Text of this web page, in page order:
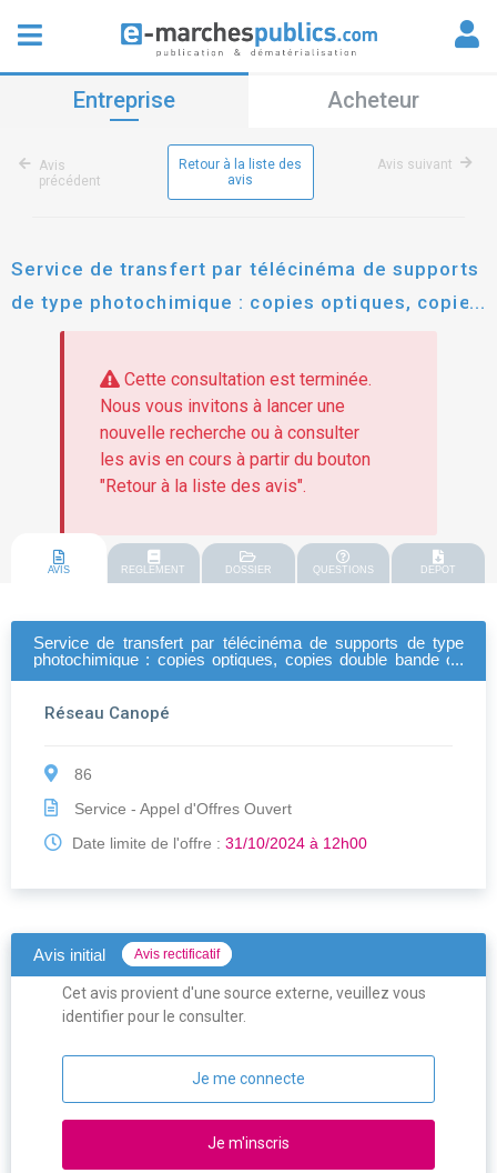
Entreprise Acheteur
Avis
précédent
Retour à la liste des
avis
Avis suivant
Service de transfert par télécinéma de supports
de type photochimique : copies optiques, copies
double bande ou négatifs et de l'archivage des
fichiers obtenus sur disques durs.
Cette consultation est terminée.
Nous vous invitons à lancer une
nouvelle recherche ou à consulter
les avis en cours à partir du bouton
"Retour à la liste des avis".
AVIS REGLEMENT DOSSIER QUESTIONS DEPOT
Service de transfert par télécinéma de supports de type
photochimique : copies optiques, copies double bande ou
Réseau Canopé
86
Service - Appel d'Offres Ouvert
Date limite de l'offre : 31/10/2024 à 12h00
Avis initial Avis rectificatif
Cet avis provient d'une source externe, veuillez vous
identifier pour le consulter.
Je me connecte
Je m'inscris